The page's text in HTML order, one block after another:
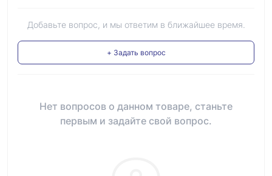
Добавьте вопрос, и мы ответим в ближайшее время.
+ Задать вопрос
Нет вопросов о данном товаре, станьте
первым и задайте свой вопрос.